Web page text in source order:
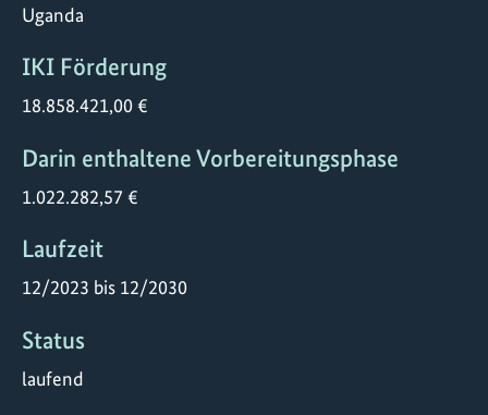
Uganda
IKI Förderung
18.858.421,00 €
Darin enthaltene Vorbereitungsphase
1.022.282,57 €
Laufzeit
12/2023 bis 12/2030
Status
laufend